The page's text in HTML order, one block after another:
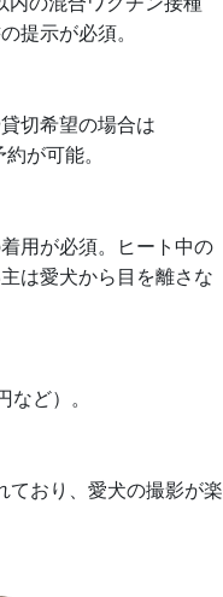
提示が必須。
切希望の場合は
が可能。
用が必須。ヒート中の
は愛犬から目を離さな
ど）。
ており、愛犬の撮影が楽